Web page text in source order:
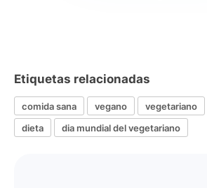
Etiquetas relacionadas
comida sana vegano vegetariano
dieta
dia mundial del vegetariano